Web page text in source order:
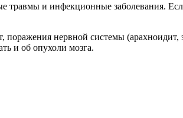
травмы и инфекционные заболевания.
нервной системы (арахноидит,
и об опухоли мозга.